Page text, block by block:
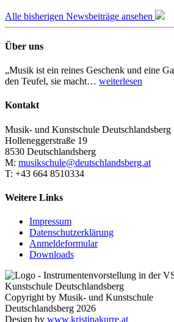
Alle bisherigen Newsbeiträge ansehen
Über uns
„Musik ist ein reines Geschenk und eine
den Teufel, sie macht… weiterlesen
Kontakt
Musik- und Kunstschule Deutschlandsberg
Holleneggerstraße 19
8530 Deutschlandsberg
M: musikschule@deutschlandsberg.at
T: +43 664 8510334
Weitere Links
Impressum
Datenschutzerklärung
Anmeldeformular
Downloads
Copyright by Musik- und Kunstschule
Deutschlandsberg 2026
Design by www.kristinakurre.at